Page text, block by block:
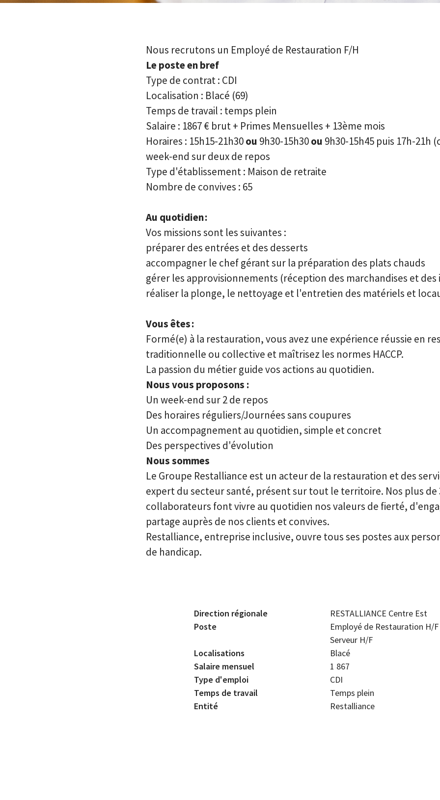
Nous recrutons un Employé de Restauration F/H
Le poste en bref
Type de contrat : CDI
Localisation : Blacé (69)
Temps de travail : temps plein
Salaire : 1867 € brut + Primes Mensuelles + 13ème mois
Horaires : 15h15-21h30ou 9h30-15h30ou 9h30-15h45 puis 17h-21h
week-end sur deux de repos
Type d'établissement : Maison de retraite
Nombre de convives : 65
Au quotidien :
Vos missions sont les suivantes :
préparer des entrées et des desserts
accompagner le chef gérant sur la préparation des plats chauds
gérer les approvisionnements (réception des marchandises et des
réaliser la plonge, le nettoyage et l'entretien des matériels et
Vous êtes :
Formé(e) à la restauration, vous avez une expérience réussie en
traditionnelle ou collective et maîtrisez les normes HACCP.
La passion du métier guide vos actions au quotidien.
Nous vous proposons :
Un week-end sur 2 de repos
Des horaires réguliers/Journées sans coupures
Un accompagnement au quotidien, simple et concret
Des perspectives d'évolution
Nous sommes
Le Groupe Restalliance est un acteur de la restauration et des
expert du secteur santé, présent sur tout le territoire. Nos plus de
collaborateurs font vivre au quotidien nos valeurs de fierté,
partage auprès de nos clients et convives.
Restalliance, entreprise inclusive, ouvre tous ses postes aux
de handicap.
Direction régionale
RESTALLIANCE Centre Est
Poste
Employé de Restauration H/F
Serveur H/F
Localisations
Blacé
Salaire mensuel
1 867
Type d'emploi
CDI
Temps de travail
Temps plein
Entité
Restalliance